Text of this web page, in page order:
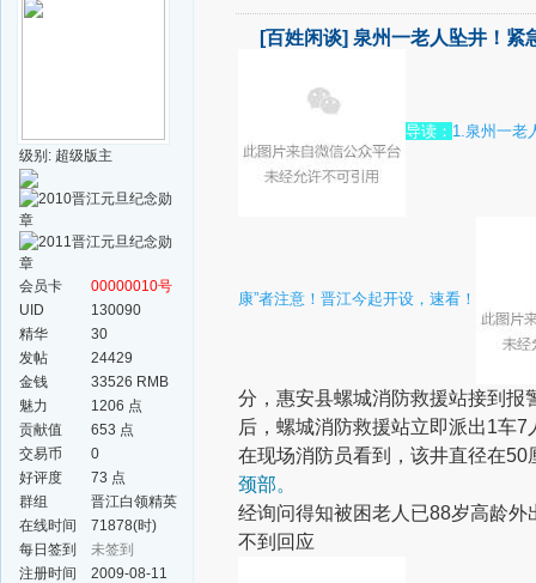
级别: 超级版主
会员卡
00000010号
UID
130090
精华
30
发帖
24429
金钱
33526 RMB
魅力
1206 点
贡献值
653 点
交易币
0
好评度
73 点
群组
晋江白领精英
群
在线时间
71878(时)
每日签到
未签到
注册时间
2009-08-11
[百姓闲谈] 泉州一老人坠井！紧
导读： 1.泉州一老
康”者注意！晋江今起开设，速看！
分，惠安县螺城消防救援站接到报
后，螺城消防救援站立即派出1车7
在现场消防员看到，该井直径在50
颈部。
经询问得知被困老人已88岁高龄外
不到回应